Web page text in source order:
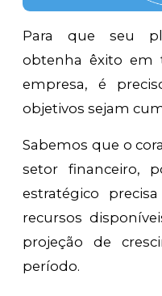
Para que seu
obtenha êxito em
empresa, é
objetivos sejam
Sabemos que o
setor financeiro,
estratégico
recursos
projeção de
período.